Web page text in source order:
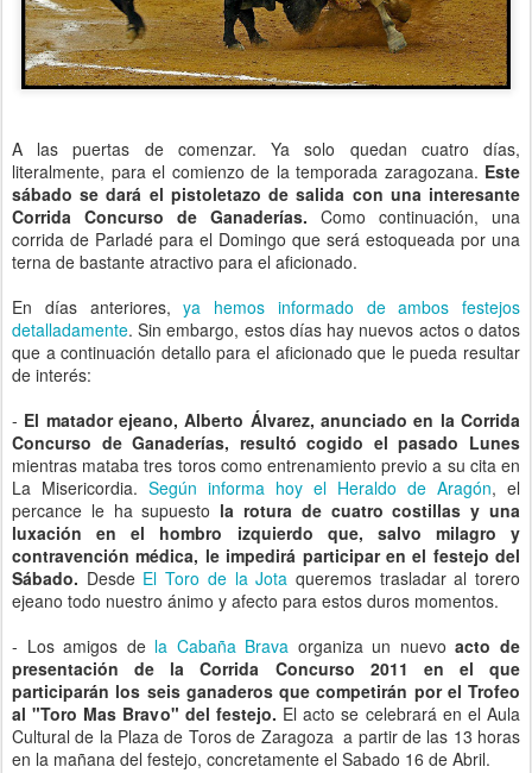
A las puertas de comenzar. Ya solo quedan cuatro días,
literalmente, para el comienzo de la temporada zaragozana. Este
sábado se dará el pistoletazo de salida con una interesante
Corrida Concurso de Ganaderías. Como continuación, una
corrida de Parladé para el Domingo que será estoqueada por una
terna de bastante atractivo para el aficionado.
En días anteriores,ya hemos informado de ambos festejos
detalladamente. Sin embargo, estos días hay nuevos actos o datos
que a continuación detallo para el aficionado que le pueda resultar
de interés:
- El matador ejeano, Alberto Álvarez, anunciado en la Corrida
Concurso de Ganaderías, resultó cogido el pasado Lunes
mientras mataba tres toros como entrenamiento previo a su cita en
La Misericordia. Según informa hoy el Heraldo de Aragón, el
percance le ha supuesto la rotura de cuatro costillas y una
luxación en el hombro izquierdo que, salvo milagro y
contravención médica, le impedirá participar en el festejo del
Sábado. Desde El Toro de la Jota queremos trasladar al torero
ejeano todo nuestro ánimo y afecto para estos duros momentos.
- Los amigos de la Cabaña Brava organiza un nuevoacto de
presentación de la Corrida Concurso 2011 en el que
participarán los seis ganaderos que competirán por el Trofeo
al "Toro Mas Bravo" del festejo. El acto se celebrará en el Aula
Cultural de la Plaza de Toros de Zaragoza a partir de las 13 horas
en la mañana del festejo, concretamente el Sabado 16 de Abril.